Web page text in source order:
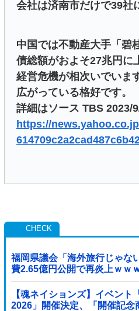
会社は済南市だけで39社
中国では不動産大手「碧
債総額がおよそ27兆円に
経営危機が相次いでいま
広がっている格好です。
詳細はソース TBS 2023/
https://
福岡県議会「海外旅行じゃな
費2.65億円公開で再炎上ｗｗ
【魂ネイションズ】イベント
2026」開催決定、「開催記念